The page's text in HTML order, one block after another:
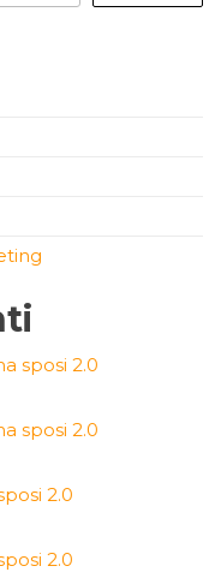
sposi 2.0
sposi 2.0
2.0
2.0